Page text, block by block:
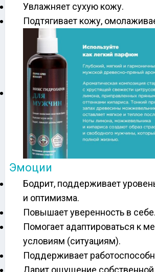
Увлажняет сухую кожу.
Подтягивает кожу,
Эмоции
Бодрит, поддерживает
и оптимизма.
Повышает уверенность в себе.
Помогает адаптироваться к
условиям (ситуациям).
Поддерживает
Дарит ощущение собственной